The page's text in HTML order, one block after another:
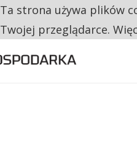
RESTRYKCJE CHIN UDERZAJĄ W
Ta strona używa plików
Twojej przeglądarce.